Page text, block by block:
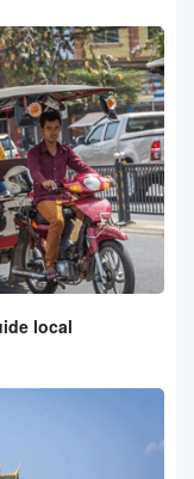
local